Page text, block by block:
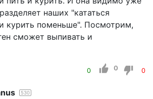
наших "кататься
курить поменьше". Посмотрим,
сможет выпивать и
0 0 0
530